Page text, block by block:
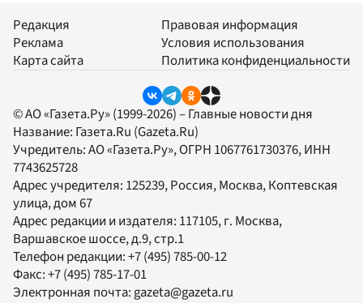
Редакция
Реклама
Карта сайта
Правовая информация
Условия использования
Политика конфиденциальности
© АО «Газета.Ру» (1999-2026) – Главные новости дня
Название: Газета.Ru (Gazeta.Ru)
Учредитель:АО «Газета.Ру», ОГРН 1067761730376, ИНН
7743625728
Адрес учредителя: 125239, Россия, Москва, Коптевская
улица, дом 67
Адрес редакции и издателя: 117105, г. Москва,
Варшавское шоссе, д.9, стр.1
Телефон редакции:+7 (495) 785-00-12
Факс:+7 (495) 785-17-01
Электронная почта: gazeta@gazeta.ru